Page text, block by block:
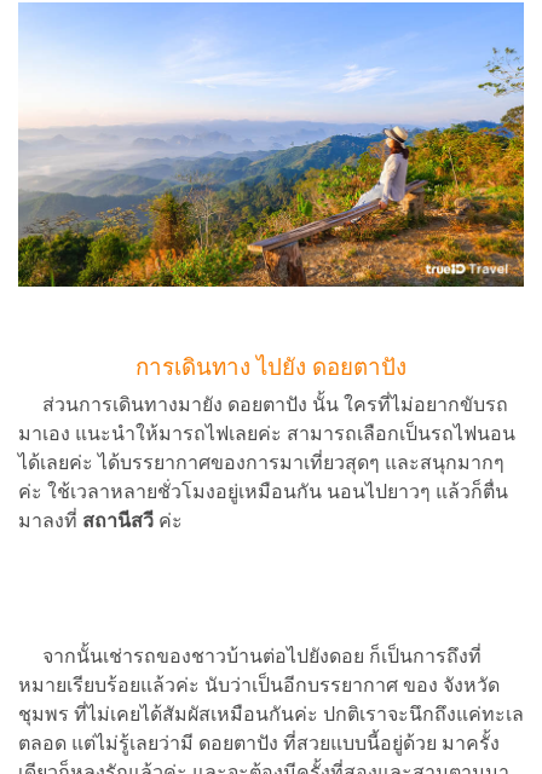
การเดินทาง ไปยัง ดอยตาปัง
ส่วนการเดินทางมายัง ดอยตาปัง นั้น ใครที่ไม่อยากขับรถ
มาเอง แนะนำให้มารถไฟเลยค่ะ สามารถเลือกเป็นรถไฟนอน
ได้เลยค่ะ ได้บรรยากาศของการมาเที่ยวสุดๆ และสนุกมากๆ
ค่ะ ใช้เวลาหลายชั่วโมงอยู่เหมือนกัน นอนไปยาวๆ แล้วก็ตื่น
มาลงที่ สถานีสวี ค่ะ
จากนั้นเช่ารถของชาวบ้านต่อไปยังดอย ก็เป็นการถึงที่
หมายเรียบร้อยแล้วค่ะ นับว่าเป็นอีกบรรยากาศ ของ จังหวัด
ชุมพร ที่ไม่เคยได้สัมผัสเหมือนกันค่ะ ปกติเราจะนึกถึงแค่ทะเล
ตลอด แต่ไม่รู้เลยว่ามี ดอยตาปัง ที่สวยแบบนี้อยู่ด้วย มาครั้ง